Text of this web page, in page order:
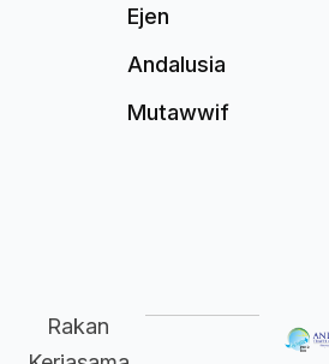
Ejen
Andalusia
Mutawwif
Rakan